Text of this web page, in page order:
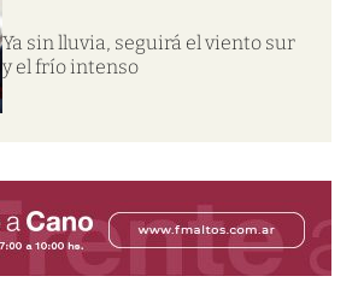
Ya sin lluvia, seguirá el viento sur
y el frío intenso